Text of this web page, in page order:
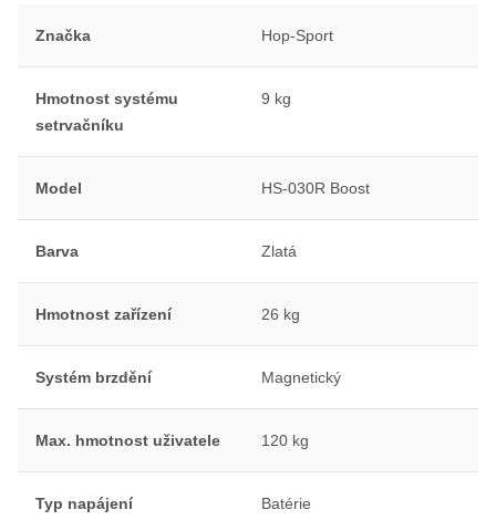
Značka Hop-Sport
Hmotnost systému
setrvačníku
9 kg
Model HS-030R Boost
Barva Zlatá
Hmotnost zařízení 26 kg
Systém brzdění Magnetický
Max. hmotnost uživatele 120 kg
Typ napájení
Batérie